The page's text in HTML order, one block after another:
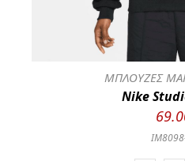
ΜΠΛΟΥΖΕΣ
Nike